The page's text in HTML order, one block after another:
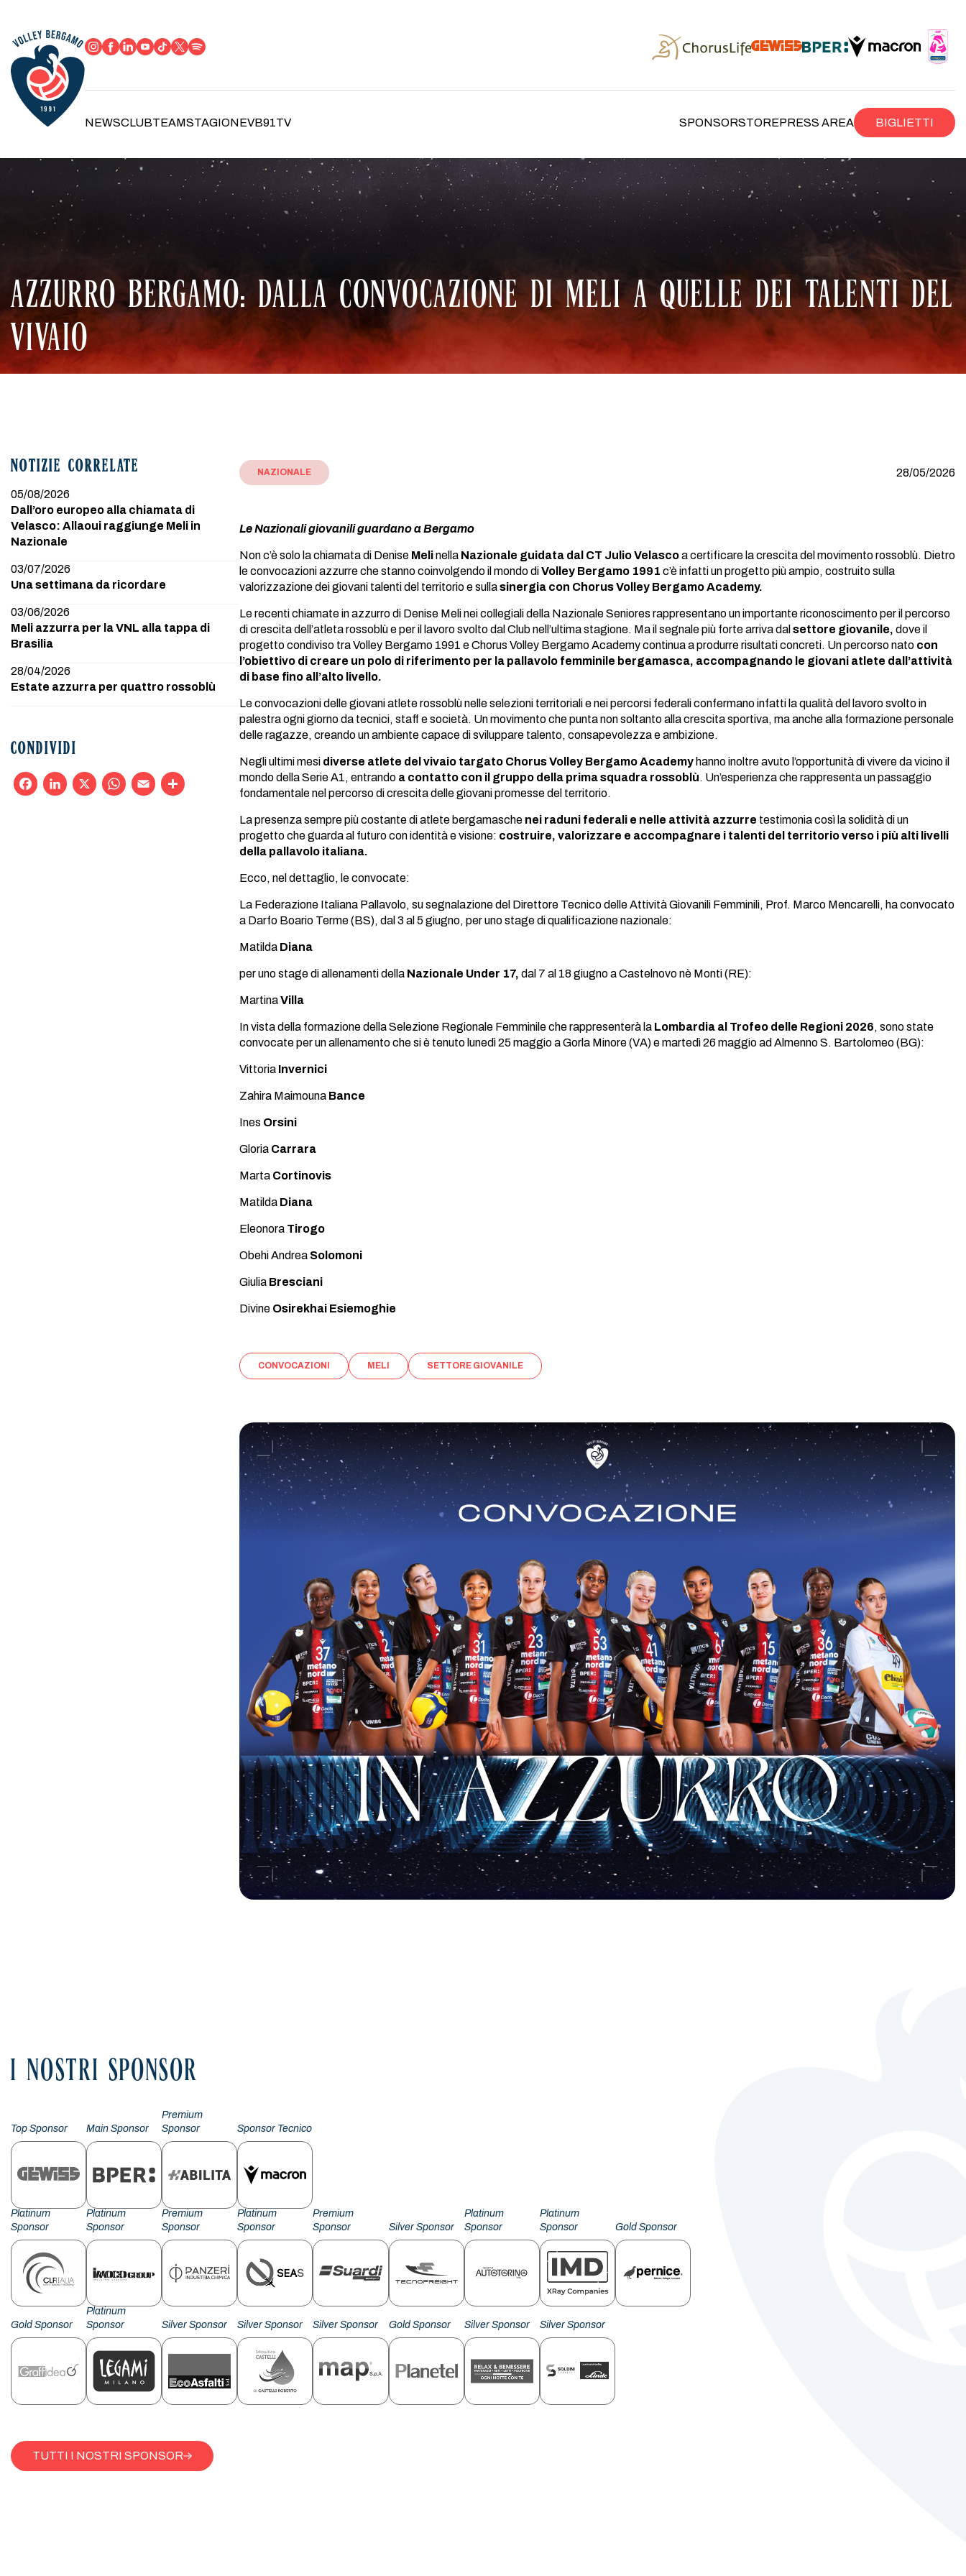
NEWSCLUBTEAMSTAGIONEVB91TV SPONSORSTOREPRESS AREA BIGLIETTI
AZZURRO BERGAMO: DALLA CONVOCAZIONE DI MELI A QUELLE DEI TALENTI DEL
VIVAIO
NOTIZIE CORRELATE
05/08/2026
Dall’oro europeo alla chiamata di
Velasco: Allaoui raggiunge Meli in
Nazionale
03/07/2026
Una settimana da ricordare
03/06/2026
Meli azzurra per la VNL alla tappa di
Brasilia
28/04/2026
Estate azzurra per quattro rossoblù
CONDIVIDI
NAZIONALE 28/05/2026
Le Nazionali giovanili guardano a Bergamo
Non c’è solo la chiamata di Denise Melinella Nazionale guidata dal CT Julio Velascoa certificare la crescita del movimento rossoblù. Dietro
le convocazioni azzurre che stanno coinvolgendo il mondo diVolley Bergamo 1991 c’è infatti un progetto più ampio, costruito sulla
valorizzazione dei giovani talenti del territorio e sullasinergia con Chorus Volley Bergamo Academy.
Le recenti chiamate in azzurro di Denise Meli nei collegiali della Nazionale Seniores rappresentano un importante riconoscimento per il percorso
di crescita dell’atleta rossoblù e per il lavoro svolto dal Club nell’ultima stagione. Ma il segnale più forte arriva dal settore giovanile, dove il
progetto condiviso tra Volley Bergamo 1991 e Chorus Volley Bergamo Academy continua a produrre risultati concreti. Un percorso nato con
l’obiettivo di creare un polo di riferimento per la pallavolo femminile bergamasca, accompagnando le giovani atlete dall’attività
di base fino all’alto livello.
Le convocazioni delle giovani atlete rossoblù nelle selezioni territoriali e nei percorsi federali confermano infatti la qualità del lavoro svolto in
palestra ogni giorno da tecnici, staff e società. Un movimento che punta non soltanto alla crescita sportiva, ma anche alla formazione personale
delle ragazze, creando un ambiente capace di sviluppare talento, consapevolezza e ambizione.
Negli ultimi mesi diverse atlete del vivaio targato Chorus Volley Bergamo Academy hanno inoltre avuto l’opportunità di vivere da vicino il
mondo della Serie A1, entrando a contatto con il gruppo della prima squadra rossoblù. Un’esperienza che rappresenta un passaggio
fondamentale nel percorso di crescita delle giovani promesse del territorio.
La presenza sempre più costante di atlete bergamasche nei raduni federali e nelle attività azzurre testimonia così la solidità di un
progetto che guarda al futuro con identità e visione: costruire, valorizzare e accompagnare i talenti del territorio verso i più alti livelli
della pallavolo italiana.
Ecco, nel dettaglio, le convocate:
La Federazione Italiana Pallavolo, su segnalazione del Direttore Tecnico delle Attività Giovanili Femminili, Prof. Marco Mencarelli, ha convocato
a Darfo Boario Terme (BS), dal 3 al 5 giugno, per uno stage di qualificazione nazionale:
MatildaDiana
per uno stage di allenamenti della Nazionale Under 17, dal 7 al 18 giugno a Castelnovo nè Monti (RE):
MartinaVilla
In vista della formazione della Selezione Regionale Femminile che rappresenterà la Lombardia al Trofeo delle Regioni 2026, sono state
convocate per un allenamento che si è tenuto lunedì 25 maggio a Gorla Minore (VA) e martedì 26 maggio ad Almenno S. Bartolomeo (BG):
Vittoria Invernici
Zahira Maimouna Bance
Ines Orsini
Gloria Carrara
Marta Cortinovis
Matilda Diana
EleonoraTirogo
Obehi AndreaSolomoni
GiuliaBresciani
DivineOsirekhai Esiemoghie
CONVOCAZIONI MELI SETTORE GIOVANILE
I NOSTRI SPONSOR
Top Sponsor Main Sponsor
Premium
Sponsor
Sponsor Tecnico
Platinum
Sponsor
Platinum
Sponsor
Premium
Sponsor
Platinum
Sponsor
Premium
Sponsor
Silver Sponsor
Platinum
Sponsor
Platinum
Sponsor
Gold Sponsor
Gold Sponsor
Platinum
Sponsor
Silver Sponsor Silver Sponsor Silver Sponsor Gold Sponsor Silver Sponsor Silver Sponsor
TUTTI I NOSTRI SPONSOR